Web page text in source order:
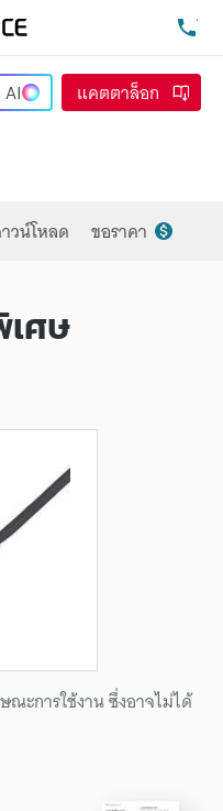
AI แคตตาล็อก
วน์โหลด ขอราคา
เศษ
ะการใช้งาน ซึ่งอาจไม่ได้